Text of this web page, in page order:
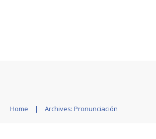
Home | Archives: Pronunciación